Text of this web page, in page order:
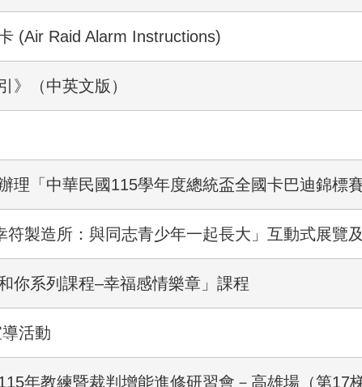
(Air Raid Alarm Instructions)
》（中英文版）
理「中華民國115學年度總統盃全國卡巴迪錦標
製造所：與同志青少年一起長大」互動式展覽
你系列課程–幸福感情樂章」課程
活動
年教練暨裁判增能進修研習會－高雄場（第17